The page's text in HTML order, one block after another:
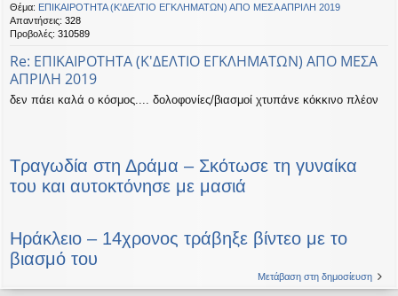
Θέμα: ΕΠΙΚΑΙΡΟΤΗΤΑ (Κ'ΔΕΛΤΙΟ ΕΓΚΛΗΜΑΤΩΝ) ΑΠΟ ΜΕΣΑ ΑΠΡΙΛΗ 2019
Απαντήσεις: 328
Προβολές: 310589
Re: ΕΠΙΚΑΙΡΟΤΗΤΑ (Κ'ΔΕΛΤΙΟ ΕΓΚΛΗΜΑΤΩΝ) ΑΠΟ ΜΕΣΑ
ΑΠΡΙΛΗ 2019
δεν πάει καλά ο κόσμος.... δολοφονίες/βιασμοί χτυπάνε κόκκινο πλέον
Τραγωδία στη Δράμα – Σκότωσε τη γυναίκα
του και αυτοκτόνησε με μασιά
Ηράκλειο – 14χρονος τράβηξε βίντεο με το
βιασμό του
Μετάβαση στη δημοσίευση